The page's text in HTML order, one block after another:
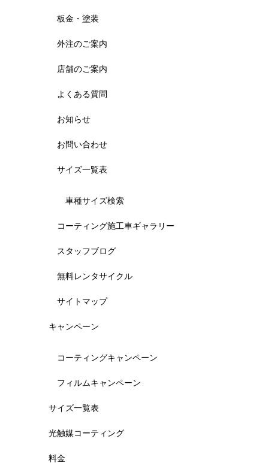
板金・塗装
外注のご案内
店舗のご案内
よくある質問
お知らせ
お問い合わせ
サイズ一覧表
車種サイズ検索
コーティング施工車ギャラリー
スタッフブログ
無料レンタサイクル
サイトマップ
キャンペーン
コーティングキャンペーン
フィルムキャンペーン
サイズ一覧表
光触媒コーティング
料金